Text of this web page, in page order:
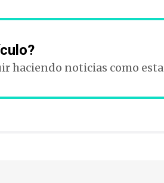
haciendo noticias como esta